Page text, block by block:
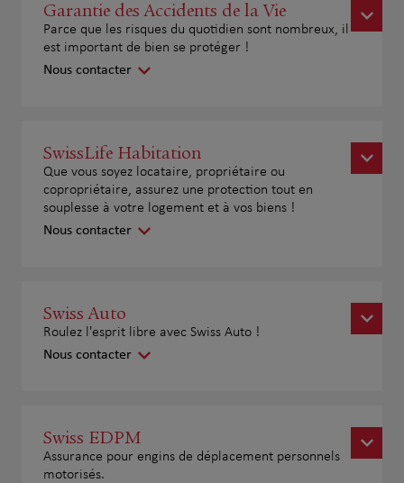
Garantie des Accidents de la Vie
Parce que les risques du quotidien sont nombreux, il
est important de bien se protéger !
Nous contacter
SwissLife Habitation
Que vous soyez locataire, propriétaire ou
copropriétaire, assurez une protection tout en
souplesse à votre logement et à vos biens !
Nous contacter
Swiss Auto
Roulez l'esprit libre avec Swiss Auto !
Nous contacter
Swiss EDPM
Assurance pour engins de déplacement personnels
motorisés.